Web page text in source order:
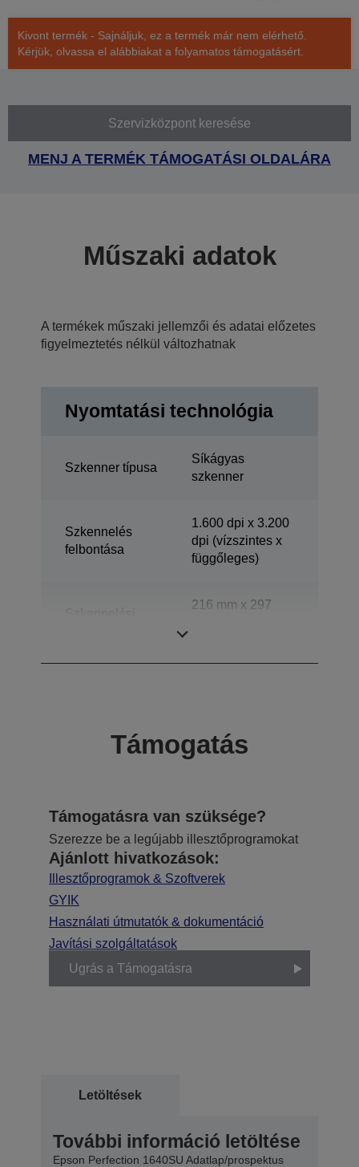
Kivont termék - Sajnáljuk, ez a termék már nem elérhető.
Kérjük, olvassa el alábbiakat a folyamatos támogatásért.
Szervizközpont keresése
MENJ A TERMÉK TÁMOGATÁSI OLDALÁRA
Műszaki adatok
A termékek műszaki jellemzői és adatai előzetes
figyelmeztetés nélkül változhatnak
Nyomtatási technológia
Szkenner típusa
Síkágyas
szkenner
Szkennelés
felbontása
1.600 dpi x 3.200
dpi (vízszintes x
függőleges)
216 mm x 297
Támogatás
Támogatásra van szüksége?
Szerezze be a legújabb illesztőprogramokat
Ajánlott hivatkozások:
Illesztőprogramok & Szoftverek
GYIK
Használati útmutatók & dokumentáció
Javítási szolgáltatások
Ugrás a Támogatásra
Letöltések
További információ letöltése
Epson Perfection 1640SU Adatlap/prospektus